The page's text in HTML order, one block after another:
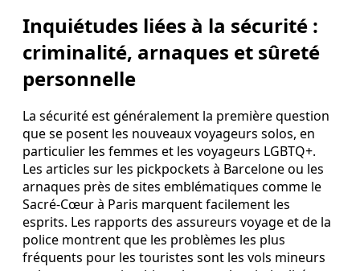
Inquiétudes liées à la sécurité :
criminalité, arnaques et sûreté
personnelle
La sécurité est généralement la première question
que se posent les nouveaux voyageurs solos, en
particulier les femmes et les voyageurs LGBTQ+.
Les articles sur les pickpockets à Barcelone ou les
arnaques près de sites emblématiques comme le
Sacré-Cœur à Paris marquent facilement les
esprits. Les rapports des assureurs voyage et de la
police montrent que les problèmes les plus
fréquents pour les touristes sont les vols mineurs